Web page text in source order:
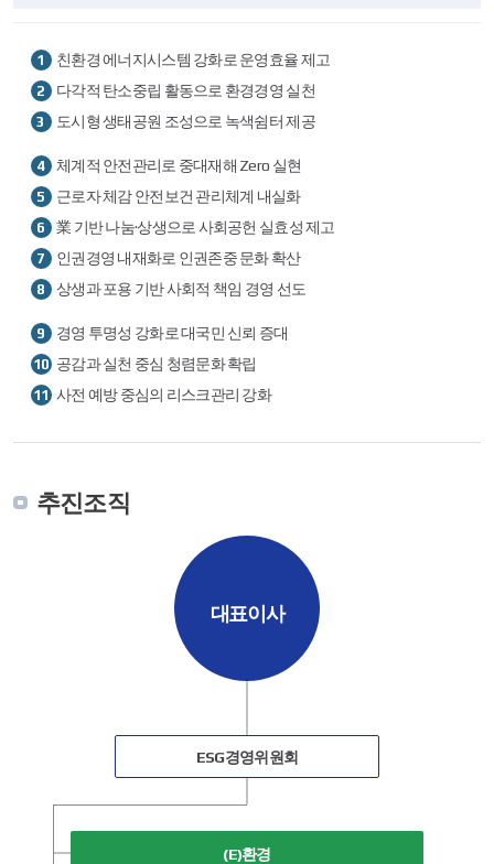
11개
이행과제
-
탄소중립
친환경
이행체계
강화
1 친환경 에너지시스템 강화로 운영효율 제고
2 다각적 탄소중립 활동으로 환경경영 실천
3 도시형 생태공원 조성으로 녹색쉼터 제공
11개
이행과제
-
공공이익
창출을
위한
사회적
책임
확대
4 체계적 안전관리로 중대재해 Zero 실현
5 근로자 체감 안전보건 관리체계 내실화
6 業 기반 나눔·상생으로 사회공헌 실효성 제고
7 인권경영 내재화로 인권존중 문화 확산
8 상생과 포용 기반 사회적 책임 경영 선도
11개
이행과제
-
공정하고
투명한
9 경영 투명성 강화로 대국민 신뢰 증대
10 공감과 실천 중심 청렴문화 확립
11 사전 예방 중심의 리스크관리 강화
추진조직
대표이사
ESG경영위원회
(E)환경